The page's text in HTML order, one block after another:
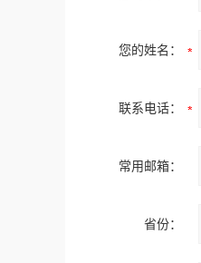
您的姓名：
联系电话：
常用邮箱：
省份：